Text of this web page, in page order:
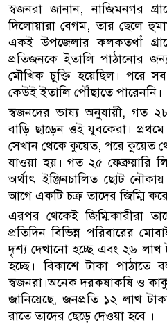
স্বজনরা জানান, নাজিমনগর
দিলোয়ারা বেগম, তার ছেলে
একই উপজেলার কলকতখাঁ
প্রতিজনকে ইতালি পাঠানোর
মৌখিক চুক্তি হয়েছিল। পরে
কেউই ইতালি পৌঁছাতে পারেননি।
স্বজনদের ভাষ্য অনুযায়ী, গত
বাড়ি ছাড়েন ওই যুবকেরা।
সেখান থেকে কুয়েত, পরে কুয়েত
যাওয়া হয়। গত ২৫ ফেব্রুয়ারি
অর্থাৎ ইঞ্জিনচালিত ছোট
আগে একটি চক্র তাদের জিম্মি
এরপর থেকেই জিম্মিকারীরা
প্রতিদিন বিভিন্ন পরিবারের
দৃশ্য দেখানো হচ্ছে এবং ২৬ লাখ
হচ্ছে। বিকাশে টাকা পাঠাতে
স্বজনরা।অনেক দরকষাকষি ও
জানিয়েছে, জনপ্রতি ১২ লাখ
রাতে তাদের ছেড়ে দেওয়া হবে ।